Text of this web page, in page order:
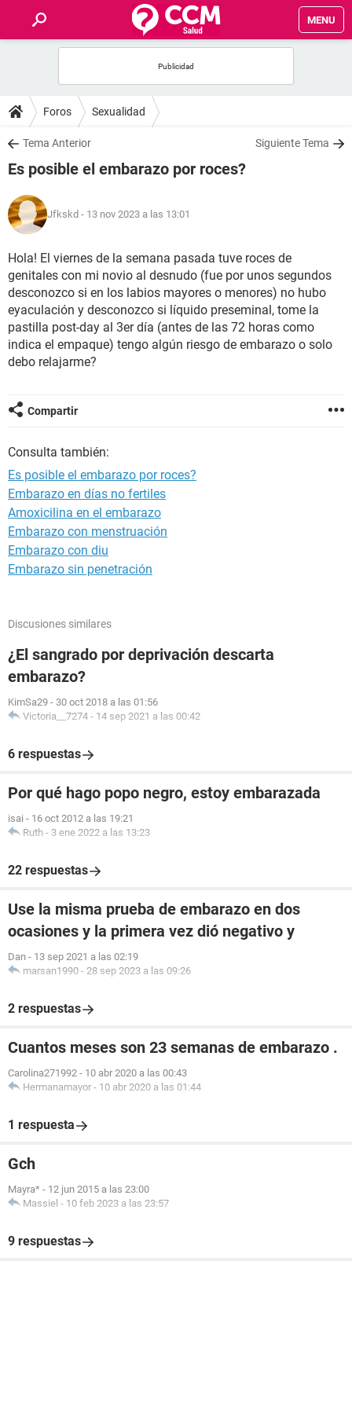
MENU
FOROS
SALUD
FAMILIA
NUTRICIÓN
BIENESTAR
SEXUALIDAD
GLOSARIO
Foros Sexualidad
Tema Anterior Siguiente Tema
Es posible el embarazo por roces?
Jfkskd - 13 nov 2023 a las 13:01
Hola! El viernes de la semana pasada tuve roces de
genitales con mi novio al desnudo (fue por unos segundos
desconozco si en los labios mayores o menores) no hubo
eyaculación y desconozco si líquido preseminal, tome la
pastilla post-day al 3er día (antes de las 72 horas como
indica el empaque) tengo algún riesgo de embarazo o solo
debo relajarme?
Compartir
Consulta también:
Es posible el embarazo por roces?
Embarazo en días no fertiles
Amoxicilina en el embarazo
Embarazo con menstruación
Embarazo con diu
Embarazo sin penetración
Discusiones similares
¿El sangrado por deprivación descarta
embarazo?
KimSa29 - 30 oct 2018 a las 01:56
Victoria__7274 - 14 sep 2021 a las 00:42
6 respuestas
Por qué hago popo negro, estoy embarazada
isai - 16 oct 2012 a las 19:21
Ruth - 3 ene 2022 a las 13:23
22 respuestas
Use la misma prueba de embarazo en dos
ocasiones y la primera vez dió negativo y
Dan - 13 sep 2021 a las 02:19
marsan1990 - 28 sep 2023 a las 09:26
2 respuestas
Cuantos meses son 23 semanas de embarazo .
Carolina271992 - 10 abr 2020 a las 00:43
Hermanamayor - 10 abr 2020 a las 01:44
1 respuesta
Gch
Mayra* - 12 jun 2015 a las 23:00
Massiel - 10 feb 2023 a las 23:57
9 respuestas